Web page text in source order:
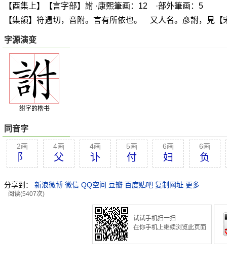
【酉集上】【言字部】詂 ·康熙筆画：12 ·部外筆画：5
【集韻】符遇切，音附。言有所依也。 又人名。彥詂，見
字源演变
詂字的楷书
同音字
2画
阝
4画
父
4画
讣
5画
付
6画
妇
6画
负
分享到： 新浪微博 微信 QQ空间 豆瓣 百度贴吧 复制网址 更多
阅读(5407次)
试试手机扫一扫
在你手机上继续浏览此页面